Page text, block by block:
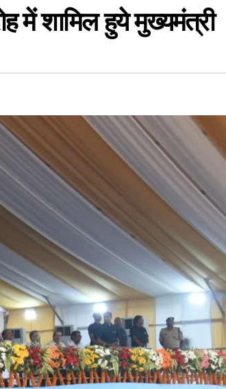
में शामिल हुये मुख्यमंत्री